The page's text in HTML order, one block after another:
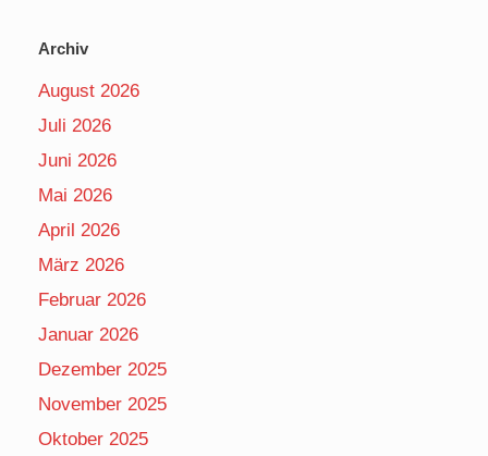
Archiv
August 2026
Juli 2026
Juni 2026
Mai 2026
April 2026
März 2026
Februar 2026
Januar 2026
Dezember 2025
November 2025
Oktober 2025